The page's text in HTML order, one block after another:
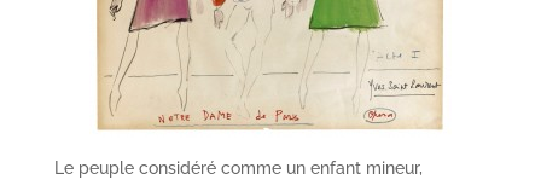
Le peuple considéré comme un enfant mineur,